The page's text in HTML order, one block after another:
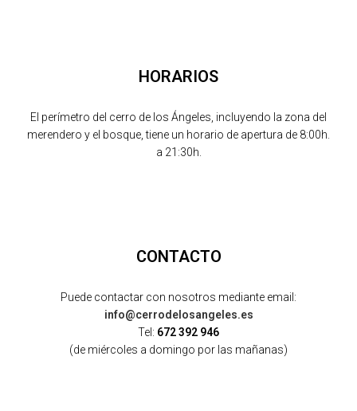
HORARIOS
El perímetro del cerro de los Ángeles, incluyendo la zona del
merendero y el bosque, tiene un horario de apertura de 8:00h.
a 21:30h.
CONTACTO
Puede contactar con nosotros mediante email:
info@cerrodelosangeles.es
Tel: 672 392 946
(de miércoles a domingo por las mañanas)